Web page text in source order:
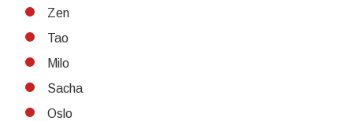
Zen
Tao
Milo
Sacha
Oslo